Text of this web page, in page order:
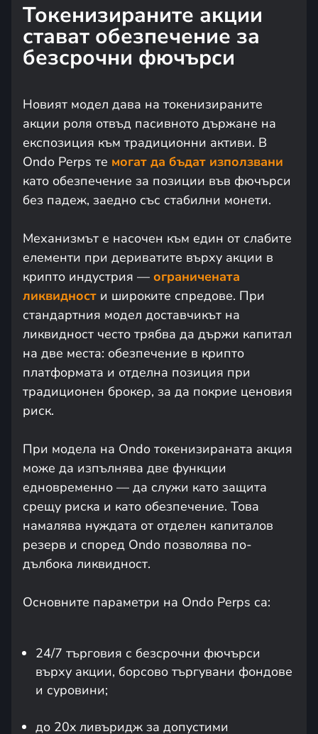
Токенизираните акции
стават обезпечение за
безсрочни фючърси
Новият модел дава на токенизираните
акции роля отвъд пасивното държане на
експозиция към традиционни активи. В
Ondo Perps те могат да бъдат използвани
като обезпечение за позиции във фючърси
без падеж, заедно със стабилни монети.
Механизмът е насочен към един от слабите
елементи при дериватите върху акции в
крипто индустрия — ограничената
ликвидност и широките спредове. При
стандартния модел доставчикът на
ликвидност често трябва да държи капитал
на две места: обезпечение в крипто
платформата и отделна позиция при
традиционен брокер, за да покрие ценовия
риск.
При модела на Ondo токенизираната акция
може да изпълнява две функции
едновременно — да служи като защита
срещу риска и като обезпечение. Това
намалява нуждата от отделен капиталов
резерв и според Ondo позволява по-
дълбока ликвидност.
Основните параметри на Ondo Perps са:
24/7 търговия с безсрочни фючърси
върху акции, борсово търгувани фондове
и суровини;
до 20x ливъридж за допустими